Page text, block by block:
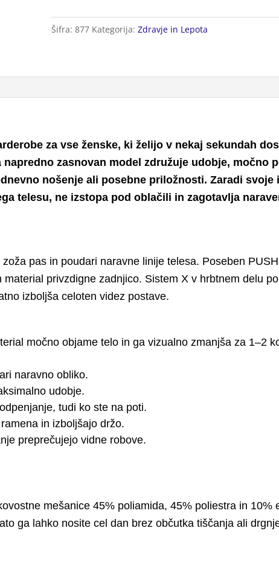
Postave
L
Šifra: 877 Kategorija: Zdravje in Lepota
za vse ženske, ki želijo v nekaj sekundah
zasnovan model združuje udobje, močno
nošenje ali posebne priložnosti. Zaradi svoje
telesu, ne izstopa pod oblačili in zagotavlja
pas in poudari naravne linije telesa. Poseben
privzdigne zadnjico. Sistem X v hrbtnem delu
izboljša celoten videz postave.
močno objame telo in ga vizualno zmanjša za 1–2
naravno obliko.
udobje.
tudi ko ste na poti.
in izboljšajo držo.
preprečujejo vidne robove.
mešanice 45% poliamida, 45% poliestra in 10%
ga lahko nosite cel dan brez občutka tiščanja ali